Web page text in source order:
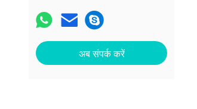
अब संपर्क करें